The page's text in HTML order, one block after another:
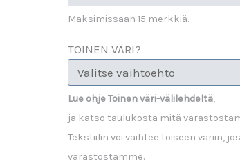
Maksimissaan 15 merkkiä.
TOINEN VÄRI?
Lue ohje Toinen väri-välilehdeltä,
ja katso taulukosta mitä
Tekstiilin voi vaihtee toiseen väriin,
varastostamme.